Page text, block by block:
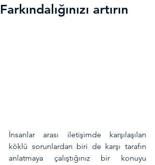
Farkındalığınızı artırın
İnsanlar arası iletişimde karşılaşılan
köklü sorunlardan biri de karşı tarafın
anlatmaya çalıştığınız bir konuyu